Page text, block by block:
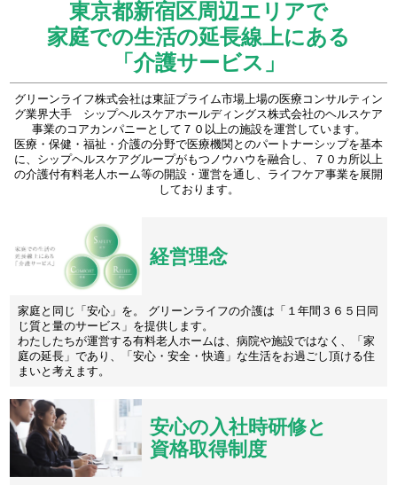
東京都新宿区周辺エリアで
家庭での生活の延長線上にある
「介護サービス」
グリーンライフ株式会社は東証プライム市場上場の医療コンサルティン
グ業界大手 シップヘルスケアホールディングス株式会社のヘルスケア
事業のコアカンパニーとして７０以上の施設を運営しています。
医療・保健・福祉・介護の分野で医療機関とのパートナーシップを基本
に、シップヘルスケアグループがもつノウハウを融合し、７０カ所以上
の介護付有料老人ホーム等の開設・運営を通し、ライフケア事業を展開
しております。
経営理念
家庭と同じ「安心」を。 グリーンライフの介護は「１年間３６５日同
じ質と量のサービス」を提供します。
わたしたちが運営する有料老人ホームは、病院や施設ではなく、「家
庭の延長」であり、「安心・安全・快適」な生活をお過ごし頂ける住
まいと考えます。
安心の入社時研修と
資格取得制度